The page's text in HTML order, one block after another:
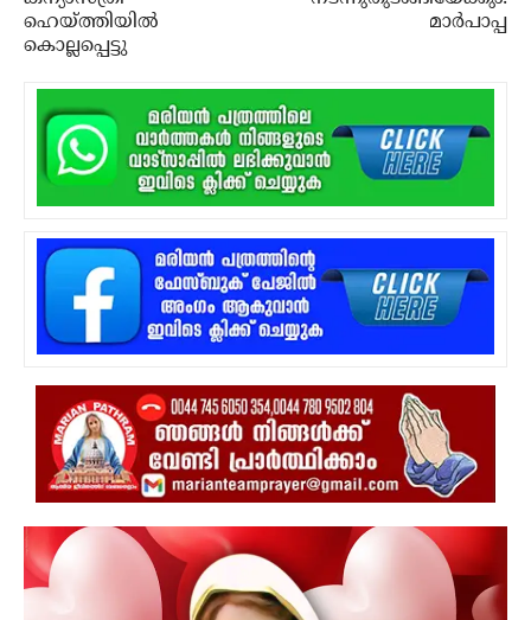
ഹെയ്ത്തിയില്‍
കൊല്ലപ്പെട്ടു
മാര്‍പാപ്പ